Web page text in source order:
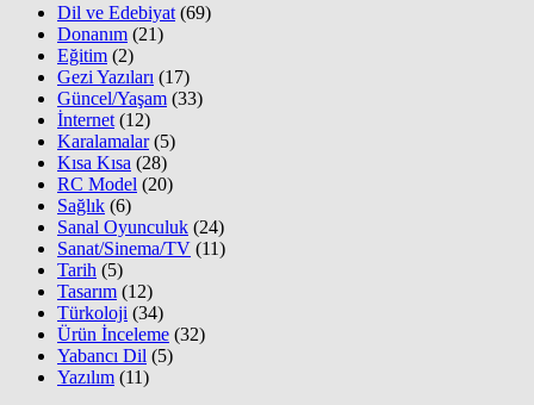
Dil ve Edebiyat (69)
Donanım (21)
Eğitim (2)
Gezi Yazıları (17)
Güncel/Yaşam (33)
İnternet (12)
Karalamalar(5)
Kısa Kısa (28)
RC Model (20)
Sağlık (6)
Sanal Oyunculuk (24)
Sanat/Sinema/TV (11)
Tarih (5)
Tasarım (12)
Türkoloji (34)
Ürün İnceleme (32)
Yabancı Dil (5)
Yazılım (11)